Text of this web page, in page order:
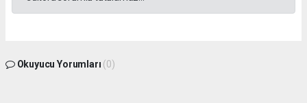
Okuyucu Yorumları (0)